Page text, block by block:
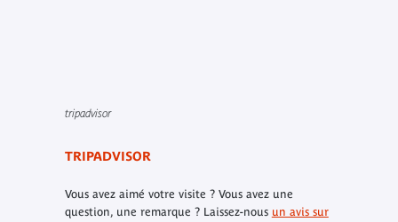
tripadvisor
TRIPADVISOR
Vous avez aimé votre visite ? Vous avez une
question, une remarque ? Laissez-nous un avis sur